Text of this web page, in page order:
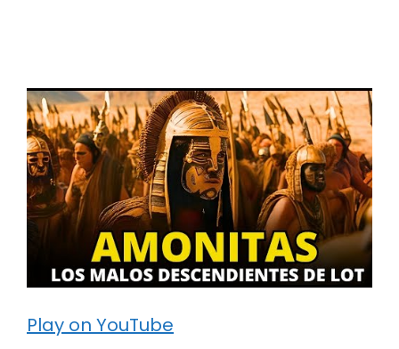
Play on YouTube